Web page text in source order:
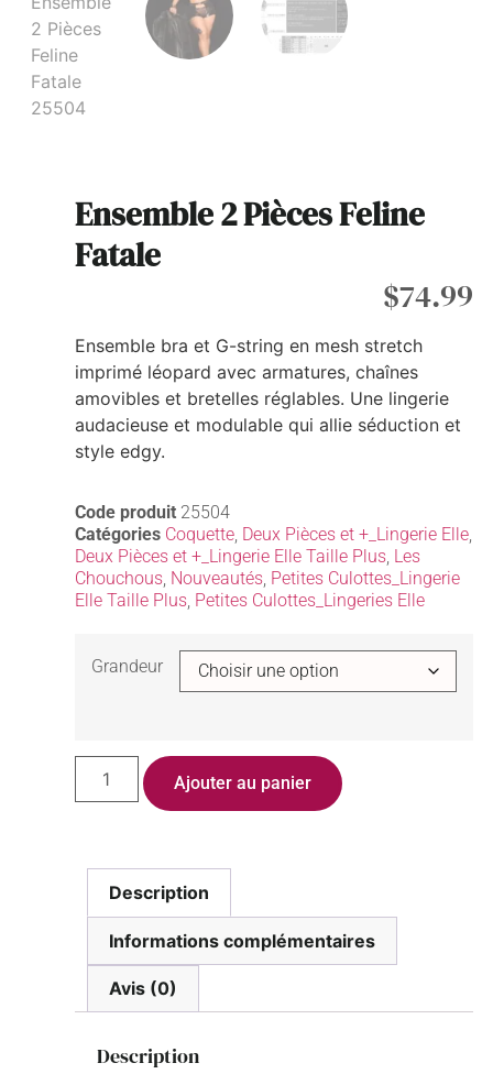
Ensemble 2 Pièces Feline
Fatale
$74.99
Ensemble bra et G-string en mesh stretch
imprimé léopard avec armatures, chaînes
amovibles et bretelles réglables. Une lingerie
audacieuse et modulable qui allie séduction et
style edgy.
Code produit 25504
Catégories Coquette, Deux Pièces et +_Lingerie Elle,
Deux Pièces et +_Lingerie Elle Taille Plus, Les
Chouchous, Nouveautés, Petites Culottes_Lingerie
Elle Taille Plus, Petites Culottes_Lingeries Elle
Grandeur
Ajouter au panier
Description
Informations complémentaires
Avis (0)
Description